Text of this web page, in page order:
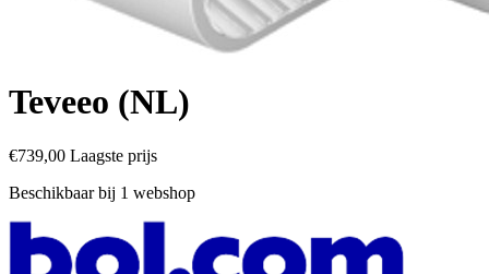
Teveeo (NL)
€739,00 Laagste prijs
Beschikbaar bij 1 webshop